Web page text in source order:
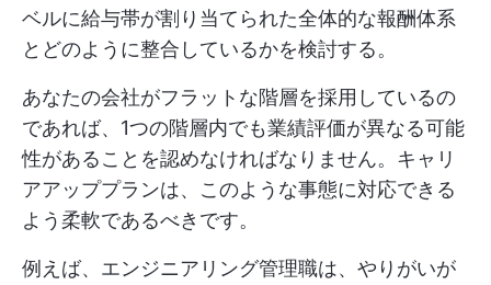
ベルに給与帯が割り当てられた全体的な報酬体系
とどのように整合しているかを検討する。
あなたの会社がフラットな階層を採用しているの
であれば、1つの階層内でも業績評価が異なる可能
性があることを認めなければなりません。キャリ
アアッププランは、このような事態に対応できる
よう柔軟であるべきです。
例えば、エンジニアリング管理職は、やりがいが